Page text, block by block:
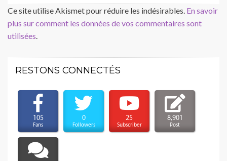
Ce site utilise Akismet pour réduire les indésirables. En savoir
plus sur comment les données de vos commentaires sont
utilisées.
RESTONS CONNECTÉS
105
Fans
0
Followers
25
Subscriber
8,901
Post